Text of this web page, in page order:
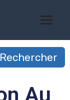
Rechercher
Au